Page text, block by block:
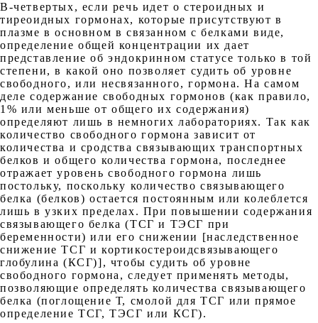
В-четвертых, если речь идет о стероидных и
тиреоидных гормонах, которые присутствуют в
плазме в основном в связанном с белками виде,
определение общей концентрации их дает
представление об эндокринном статусе только в той
степени, в какой оно позволяет судить об уровне
свободного, или несвязанного, гормона. На самом
деле содержание свободных гормонов (как правило,
1% или меньше от общего их содержания)
определяют лишь в немногих лабораториях. Так как
количество свободного гормона зависит от
количества и сродства связывающих транспортных
белков и общего количества гормона, последнее
отражает уровень свободного гормона лишь
постольку, поскольку количество связывающего
белка (белков) остается постоянным или колеблется
лишь в узких пределах. При повышении содержания
связывающего белка (ТСГ и ТЭСГ при
беременности) или его снижении [наследственное
снижение ТСГ и кортикостероидсвязывающего
глобулина (КСГ)], чтобы судить об уровне
свободного гормона, следует применять методы,
позволяющие определять количества связывающего
белка (поглощение Т, смолой для ТСГ или прямое
определение ТСГ, ТЭСГ или КСГ).